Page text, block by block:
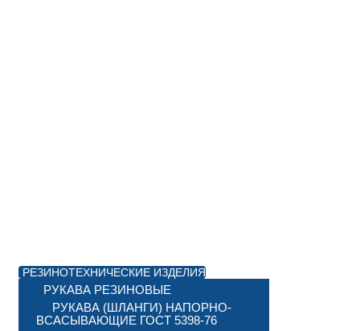
РЕЗИНОТЕХНИЧЕСКИЕ ИЗДЕЛИЯ
РУКАВА РЕЗИНОВЫЕ
РУКАВА (ШЛАНГИ) НАПОРНО-
ВСАСЫВАЮЩИЕ ГОСТ 5398-76